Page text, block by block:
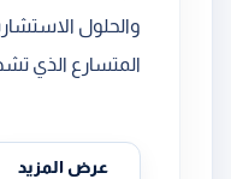
والحلول
المتسارع الذي
عرض المزيد